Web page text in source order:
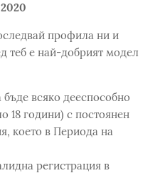
профила ни и
теб е най-добрият модел
всяко дееспособно
18 години) с постоянен
което в Периода на
регистрация в